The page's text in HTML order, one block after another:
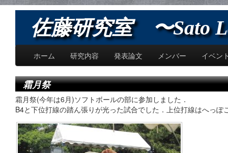
佐藤研究室 〜Sato
ホーム 研究内容 発表論文 メンバー イベン
霜月祭
霜月祭(今年は6月)ソフトボールの部に参加しました．
B4と下位打線の踏ん張りが光った試合でした．上位打線はへっぽ